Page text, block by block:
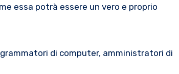
essa potrà essere un vero e proprio
di computer, amministratori di